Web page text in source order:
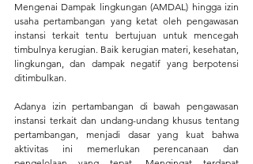
Mengenai Dampak lingkungan (AMDAL) hingga izin
usaha pertambangan yang ketat oleh pengawasan
instansi terkait tentu bertujuan untuk mencegah
timbulnya kerugian. Baik kerugian materi, kesehatan,
lingkungan, dan dampak negatif yang berpotensi
ditimbulkan.
Adanya izin pertambangan di bawah pengawasan
instansi terkait dan undang-undang khusus tentang
pertambangan, menjadi dasar yang kuat bahwa
aktivitas ini memerlukan perencanaan dan